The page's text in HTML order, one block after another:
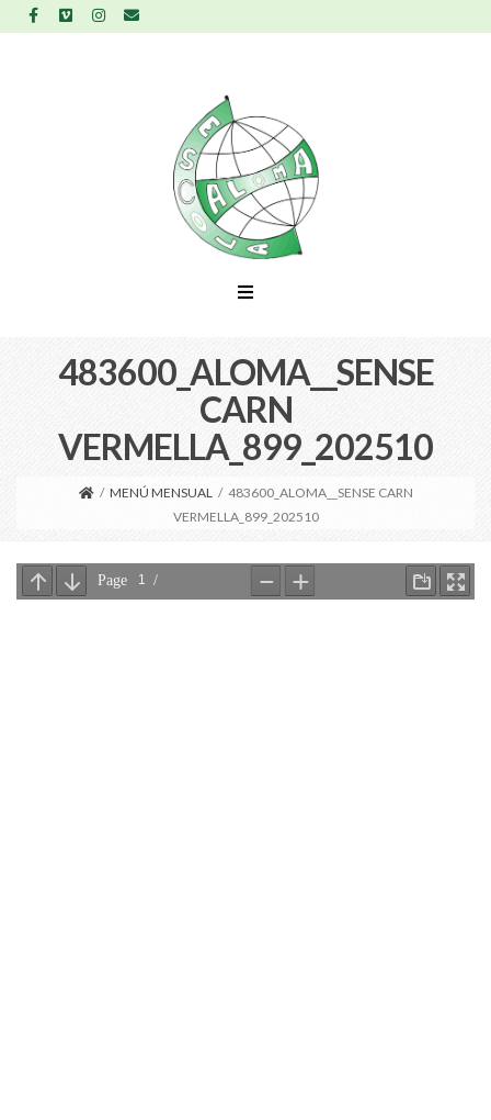
483600_ALOMA__SENSE
CARN
VERMELLA_899_202510
/ MENÚ MENSUAL / 483600_ALOMA__SENSE CARN
VERMELLA_899_202510